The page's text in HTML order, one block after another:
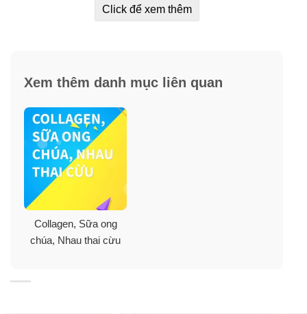
Click để xem thêm
Xem thêm danh mục liên quan
Collagen, Sữa ong
chúa, Nhau thai cừu